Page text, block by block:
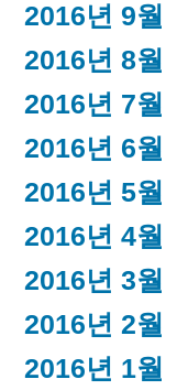
2016년 9월
2016년 8월
2016년 7월
2016년 6월
2016년 5월
2016년 4월
2016년 3월
2016년 2월
2016년 1월